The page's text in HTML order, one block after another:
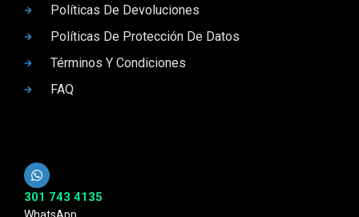
Políticas De Devoluciones
Políticas De Protección De Datos
Términos Y Condiciones
FAQ
301 743 4135